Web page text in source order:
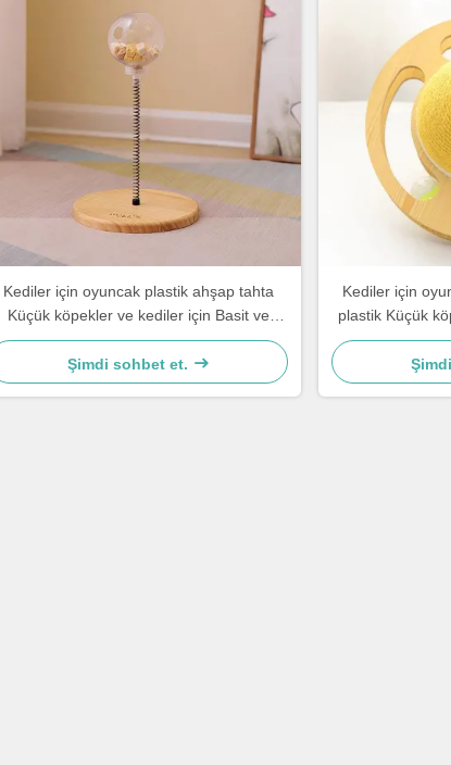
Kediler için oyuncak plastik ahşap tahta
Küçük köpekler ve kediler için Basit ve
pratik
Şimdi sohbet et.
Kediler için
plastik Küçük